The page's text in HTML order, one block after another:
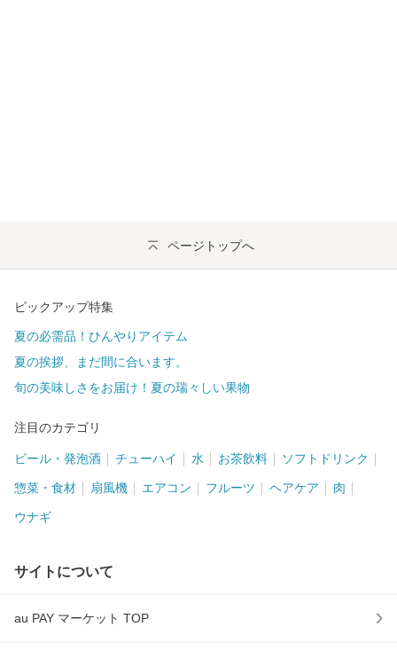
ページトップへ
ピックアップ特集
夏の必需品！ひんやりアイテム
夏の挨拶、まだ間に合います。
旬の美味しさをお届け！夏の瑞々しい果物
注目のカテゴリ
ビール・発泡酒 チューハイ 水 お茶飲料 ソフトドリンク
惣菜・食材 扇風機 エアコン フルーツ ヘアケア 肉
ウナギ
サイトについて
au PAY マーケット TOP